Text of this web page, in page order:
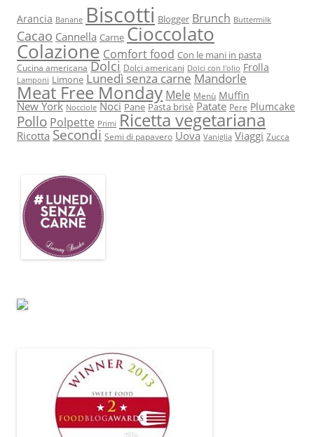
Arancia Banane Biscotti Blogger Brunch Buttermilk
Cacao Cannella Carne Cioccolato
Colazione Comfort food Con le mani in pasta
Cucina americana Dolci Dolci americani Dolci con l'olio Frolla
Lamponi Limone Lunedì senza carne Mandorle
Meat Free Monday Mele Menù Muffin
New York Nocciole Noci Pane Pasta brisè Patate Pere Plumcake
Pollo Polpette Primi Ricetta vegetariana
Ricotta Secondi Semi di papavero Uova Vaniglia Viaggi Zucca